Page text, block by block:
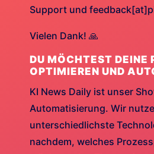
Support und
Vielen Dank! 🙏
DU MÖCHTEST DEINE
OPTIMIEREN UND
KI News Daily ist unser
Automatisierung. Wir
unterschiedlichste
nachdem, welches